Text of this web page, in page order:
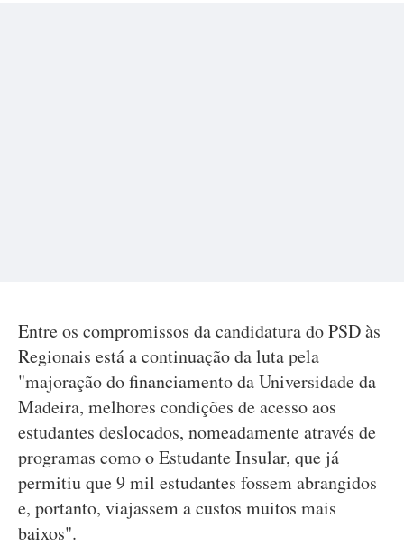
Entre os compromissos da candidatura do PSD às
Regionais está a continuação da luta pela
"majoração do financiamento da Universidade da
Madeira, melhores condições de acesso aos
estudantes deslocados, nomeadamente através de
programas como o Estudante Insular, que já
permitiu que 9 mil estudantes fossem abrangidos
e, portanto, viajassem a custos muitos mais
baixos".